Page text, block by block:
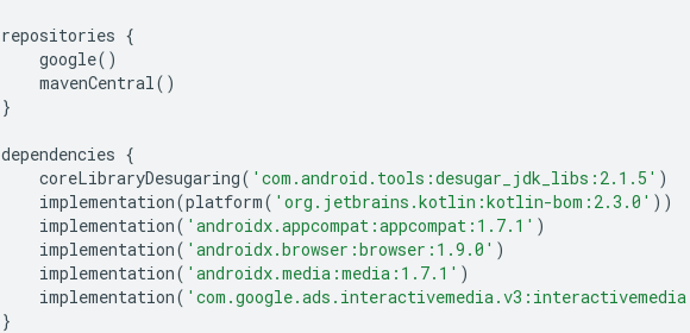
repositories {
google()
mavenCentral()
}
dependencies {
coreLibraryDesugaring( 'com.android.tools:desugar_jdk_libs:2.1.5' )
implementation(platform( 'org.jetbrains.kotlin:kotlin-bom:2.3.0' ))
implementation( 'androidx.appcompat:appcompat:1.7.1' )
implementation( 'androidx.browser:browser:1.9.0' )
implementation( 'androidx.media:media:1.7.1' )
implementation(
}